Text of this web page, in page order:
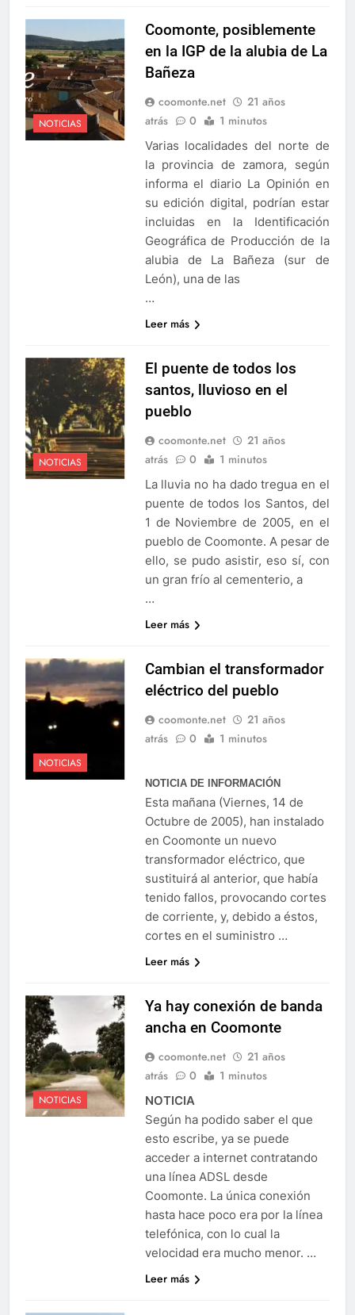
NOTICIAS
Coomonte, posiblemente
en la IGP de la alubia de La
Bañeza
coomonte.net
21 años
atrás
0 1 minutos
Varias localidades del norte de
la provincia de zamora, según
informa el diario La Opinión en
su edición digital, podrían estar
incluidas en la Identificación
Geográfica de Producción de la
alubia de La Bañeza (sur de
León), una de las
…
Leer más
NOTICIAS
El puente de todos los
santos, lluvioso en el
pueblo
coomonte.net
21 años
atrás
0 1 minutos
La lluvia no ha dado tregua en el
puente de todos los Santos, del
1 de Noviembre de 2005, en el
pueblo de Coomonte. A pesar de
ello, se pudo asistir, eso sí, con
un gran frío al cementerio, a
…
Leer más
NOTICIAS
Cambian el transformador
eléctrico del pueblo
coomonte.net
21 años
atrás
0 1 minutos
NOTICIA DE INFORMACIÓN
Esta mañana (Viernes, 14 de
Octubre de 2005), han instalado
en Coomonte un nuevo
transformador eléctrico, que
sustituirá al anterior, que había
tenido fallos, provocando cortes
de corriente, y, debido a éstos,
cortes en el suministro …
Leer más
NOTICIAS
Ya hay conexión de banda
ancha en Coomonte
coomonte.net
21 años
atrás
0 1 minutos
NOTICIA
Según ha podido saber el que
esto escribe, ya se puede
acceder a internet contratando
una línea ADSL desde
Coomonte. La única conexión
hasta hace poco era por la línea
telefónica, con lo cual la
velocidad era mucho menor. …
Leer más